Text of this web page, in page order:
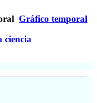
Gráfico temporal
ciencia